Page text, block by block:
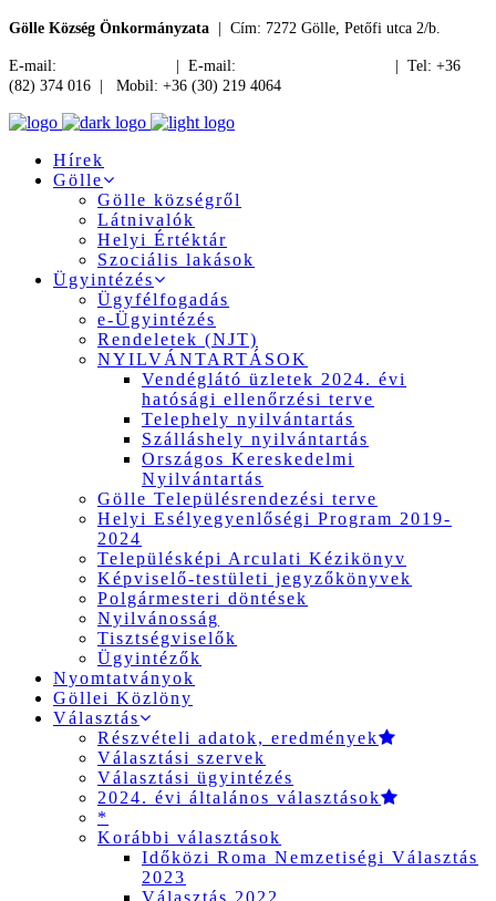
Gölle Község Önkormányzata | Cím: 7272 Gölle, Petőfi utca 2/b.
E-mail: | E-mail:
| Tel: +36
(82) 374 016 | Mobil: +36 (30) 219 4064
Hírek
Gölle
Gölle községről
Látnivalók
Helyi Értéktár
Szociális lakások
Ügyintézés
Ügyfélfogadás
e-Ügyintézés
Rendeletek (NJT)
NYILVÁNTARTÁSOK
Vendéglátó üzletek 2024. évi
hatósági ellenőrzési terve
Telephely nyilvántartás
Szálláshely nyilvántartás
Országos Kereskedelmi
Nyilvántartás
Gölle Településrendezési terve
Helyi Esélyegyenlőségi Program 2019-
2024
Településképi Arculati Kézikönyv
Képviselő-testületi jegyzőkönyvek
Polgármesteri döntések
Nyilvánosság
Tisztségviselők
Ügyintézők
Nyomtatványok
Göllei Közlöny
Választás
Részvételi adatok, eredmények
Választási szervek
Választási ügyintézés
2024. évi általános választások
*
Korábbi választások
Időközi Roma Nemzetiségi Választás
2023
Választás 2022